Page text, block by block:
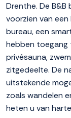
Drenthe. De
voorzien van
bureau, een
hebben toegang
privésauna,
zitgedeelte. De
uitstekende
zoals wandelen
heten u van